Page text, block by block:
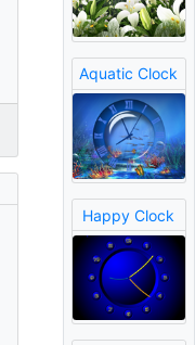
Aquatic Clock
Happy Clock